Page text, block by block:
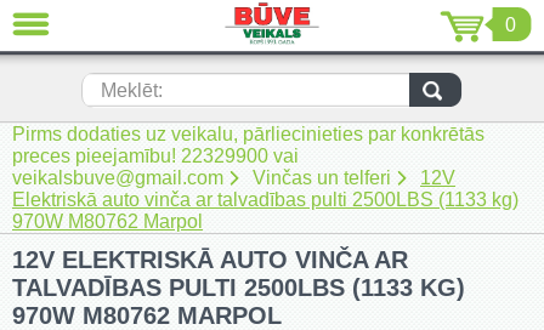
0
Meklēt:
Pirms dodaties uz veikalu, pārliecinieties par konkrētās
preces pieejamību! 22329900 vai
veikalsbuve@gmail.com
Vinčas un telferi
12V
Elektriskā auto vinča ar talvadības pulti 2500LBS (1133 kg)
970W M80762 Marpol
12V ELEKTRISKĀ AUTO VINČA AR
TALVADĪBAS PULTI 2500LBS (1133 KG)
970W M80762 MARPOL
AIZVĒRT
Jaunumi (230)
Akumulatora instrumenti (205)
Akumulatoru lādētāji un piederumi
(116)
Auto ķīmija un piederumi kopšanai
(22)